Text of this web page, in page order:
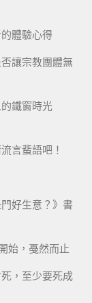
體驗心得
讓宗教團體無
鐵窗時光
言蜚語吧！
好生意？》書
始，戞然而止
，至少要死成